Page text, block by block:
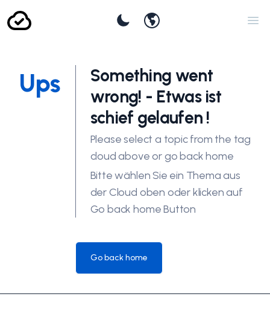
Set Themeuser.languageswitcher
Ups
Something went
wrong! - Etwas ist
schief gelaufen !
Please select a topic from the tag
cloud above or go back home
Bitte wählen Sie ein Thema aus
der Cloud oben oder klicken auf
Go back home Button
Go back home